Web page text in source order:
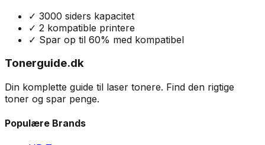
✓ 3000 siders kapacitet
✓ 2 kompatible printere
✓ Spar op til 60% med kompatibel
Tonerguide.dk
Din komplette guide til laser tonere. Find den rigtige
toner og spar penge.
Populære Brands